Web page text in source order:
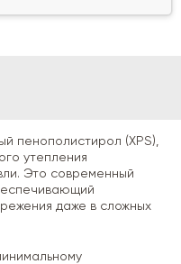
пенополистирол (XPS),
утепления
Это современный
даже в сложных